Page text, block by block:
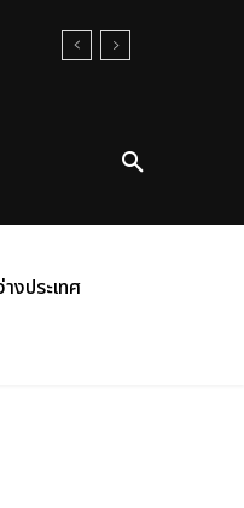
งประเทศ